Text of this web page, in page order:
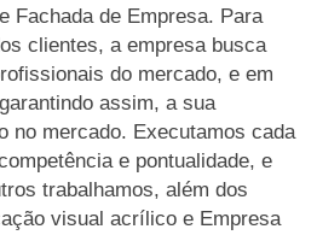
Fachada de Empresa. Para
clientes, a empresa busca
do mercado, e em
assim, a sua
no mercado. Executamos cada
e pontualidade, e
trabalhamos, além dos
visual acrílico e Empresa